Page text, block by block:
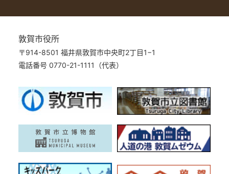
敦賀市役所
〒914-8501 福井県敦賀市中央町2丁目1−1
電話番号 0770-21-1111（代表）